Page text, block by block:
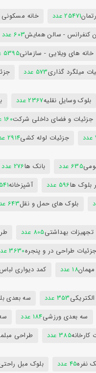
25471 عدد خانه مسکونی
کنفرانس - سالن همایش603 عدد
خانه های ویلایی - سازمانی5395 عدد
میلگرد گذاری573 عدد
بلوک وسایل نقلیه2367 عدد
جزئیات و فضای داخلی شرکت160 عدد
جزئیات لوله کشی2914 عدد
635 عدد بانک ها276 عدد
بلوک ها596 عدد آشپزخانه1541
بلوک های حمل و نقل643 عدد
تجهیزات بهداشتی805 عدد
جزئیات طراحی در و پنجره3630 عدد
18 عدد کمد دیواری
353 عدد سه بعدی
سه بعدی ورزشی184 عدد
کارخانه385 عدد طراحی
نفره45 عدد بلوک مبل